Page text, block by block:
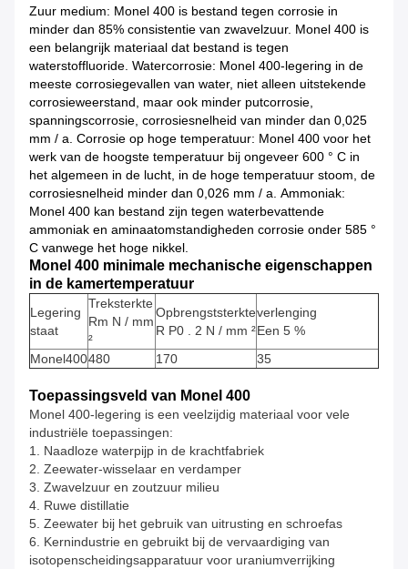
Zuur medium: Monel 400 is bestand tegen corrosie in
minder dan 85% consistentie van zwavelzuur. Monel 400 is
een belangrijk materiaal dat bestand is tegen
waterstoffluoride. Watercorrosie: Monel 400-legering in de
meeste corrosiegevallen van water, niet alleen uitstekende
corrosieweerstand, maar ook minder putcorrosie,
spanningscorrosie, corrosiesnelheid van minder dan 0,025
mm / a. Corrosie op hoge temperatuur: Monel 400 voor het
werk van de hoogste temperatuur bij ongeveer 600 ° C in
het algemeen in de lucht, in de hoge temperatuur stoom, de
corrosiesnelheid minder dan 0,026 mm / a. Ammoniak:
Monel 400 kan bestand zijn tegen waterbevattende
ammoniak en aminaatomstandigheden corrosie onder 585 °
C vanwege het hoge nikkel.
Monel 400 minimale mechanische eigenschappen
in de kamertemperatuur
Legering
staat
Treksterkte
Rm N / mm
²
Opbrengststerkte
R P0 . 2 N / mm ²
verlenging
Een 5 %
Monel400480 170 35
Toepassingsveld van Monel 400
Monel 400-legering is een veelzijdig materiaal voor vele
industriële toepassingen:
1. Naadloze waterpijp in de krachtfabriek
2. Zeewater-wisselaar en verdamper
3. Zwavelzuur en zoutzuur milieu
4. Ruwe distillatie
5. Zeewater bij het gebruik van uitrusting en schroefas
6. Kernindustrie en gebruikt bij de vervaardiging van
isotopenscheidingsapparatuur voor uraniumverrijking